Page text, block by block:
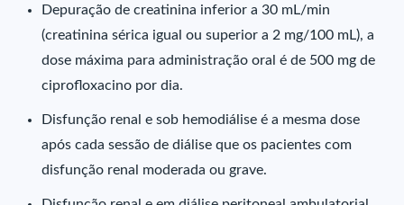
Depuração de creatinina inferior a 30 mL/min
(creatinina sérica igual ou superior a 2 mg/100 mL), a
dose máxima para administração oral é de 500 mg de
ciprofloxacino por dia.
Disfunção renal e sob hemodiálise é a mesma dose
após cada sessão de diálise que os pacientes com
disfunção renal moderada ou grave.